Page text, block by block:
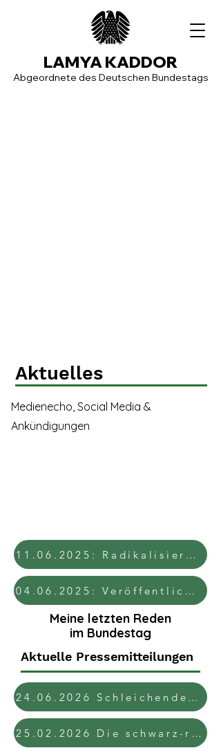
LAMYA KADDOR
Abgeordnete des Deutschen Bundestags
Aktuelles
Medienecho, Social Media &
Ankündigungen
11.06.2025: Radikalisierungspotenziale erkennen
04.06.2025: Veröffentlichung des RIAS
Meine letzten Reden
im Bundestag
Aktuelle Pressemitteilungen
24.06.2026 Schleichende Normalisierungsprozesse von Islamfeindlichkeit bedrohen unsere Gesellschaft
25.02.2026 Die schwarz-rote Bundesregierung lässt keine nachhaltige und umfassende Strategie im Kampf gegen Islamismus erkennen